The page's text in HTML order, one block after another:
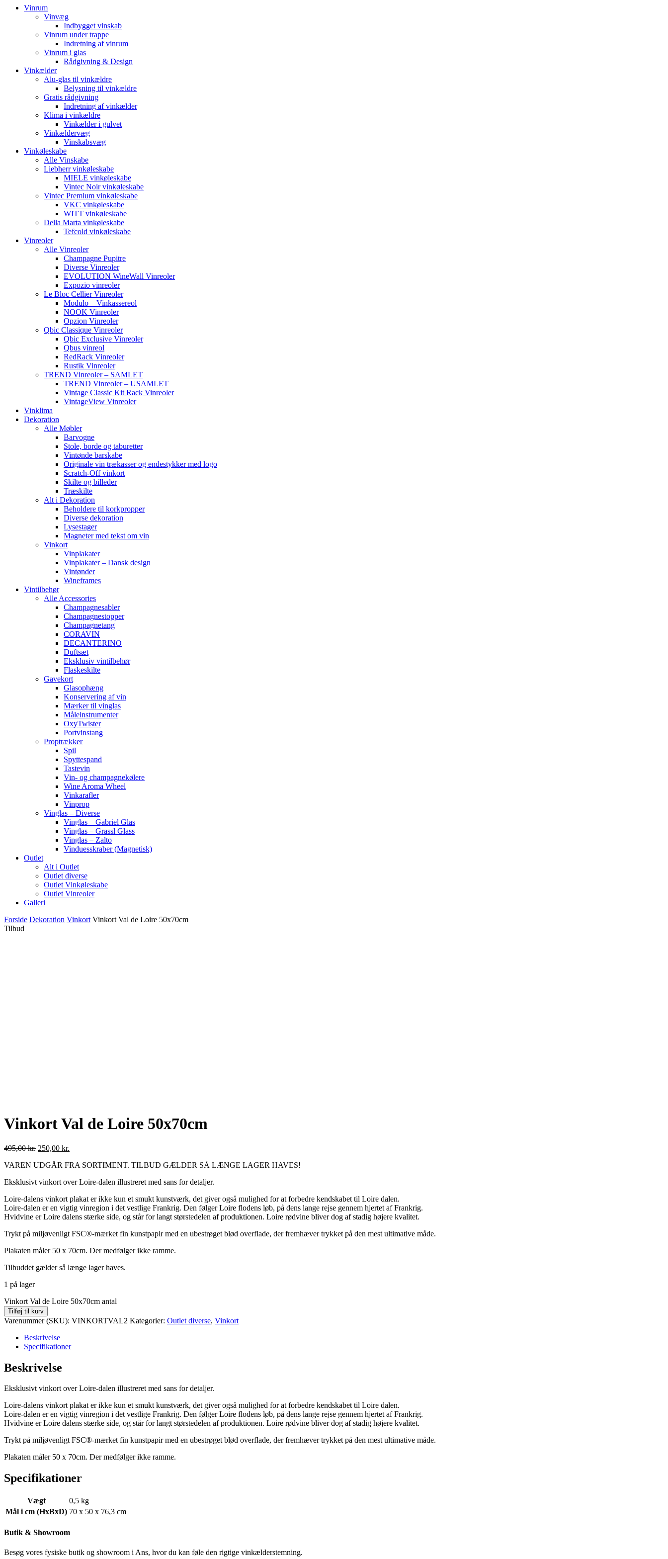
Vinrum
Vinvæg
Indbygget vinskab
Vinrum under trappe
Indretning af vinrum
Vinrum i glas
Rådgivning & Design
Vinkælder
Alu-glas til vinkældre
Belysning til vinkældre
Gratis rådgivning
Indretning af vinkælder
Klima i vinkældre
Vinkælder i gulvet
Vinkældervæg
Vinskabsvæg
Vinkøleskabe
Alle Vinskabe
Liebherr vinkøleskabe
MIELE vinkøleskabe
Vintec Noir vinkøleskabe
Vintec Premium vinkøleskabe
VKC vinkøleskabe
WITT vinkøleskabe
Della Marta vinkøleskabe
Tefcold vinkøleskabe
Vinreoler
Alle Vinreoler
Champagne Pupitre
Diverse Vinreoler
EVOLUTION WineWall Vinreoler
Expozio vinreoler
Le Bloc Cellier Vinreoler
Modulo – Vinkassereol
NOOK Vinreoler
Opzion Vinreoler
Qbic Classique Vinreoler
Qbic Exclusive Vinreoler
Qbus vinreol
RedRack Vinreoler
Rustik Vinreoler
TREND Vinreoler – SAMLET
TREND Vinreoler – USAMLET
Vintage Classic Kit Rack Vinreoler
VintageView Vinreoler
Vinklima
Dekoration
Alle Møbler
Barvogne
Stole, borde og taburetter
Vintønde barskabe
Originale vin trækasser og endestykker med logo
Scratch-Off vinkort
Skilte og billeder
Træskilte
Alt i Dekoration
Beholdere til korkpropper
Diverse dekoration
Lysestager
Magneter med tekst om vin
Vinkort
Vinplakater
Vinplakater – Dansk design
Vintønder
Wineframes
Vintilbehør
Alle Accessories
Champagnesabler
Champagnestopper
Champagnetang
CORAVIN
DECANTERINO
Duftsæt
Eksklusiv vintilbehør
Flaskeskilte
Gavekort
Glasophæng
Konservering af vin
Mærker til vinglas
Måleinstrumenter
OxyTwister
Portvinstang
Proptrækker
Spil
Spyttespand
Tastevin
Vin- og champagnekølere
Wine Aroma Wheel
Vinkarafler
Vinprop
Vinglas – Diverse
Vinglas – Gabriel Glas
Vinglas – Grassl Glass
Vinglas – Zalto
Vinduesskraber (Magnetisk)
Outlet
Alt i Outlet
Outlet diverse
Outlet Vinkøleskabe
Outlet Vinreoler
Galleri
Forside Dekoration Vinkort Vinkort Val de Loire 50x70cm
Tilbud
Vinkort Val de Loire 50x70cm
495,00kr. 250,00 kr.
VAREN UDGÅR FRA SORTIMENT. TILBUD GÆLDER SÅ LÆNGE LAGER HAVES!
Eksklusivt vinkort over Loire-dalen illustreret med sans for detaljer.
Loire-dalens vinkort plakat er ikke kun et smukt kunstværk, det giver også mulighed for at forbedre kendskabet til Loire dalen.
Loire-dalen er en vigtig vinregion i det vestlige Frankrig. Den følger Loire flodens løb, på dens lange rejse gennem hjertet af Frankrig.
Hvidvine er Loire dalens stærke side, og står for langt størstedelen af ​​produktionen. Loire rødvine bliver dog af stadig højere kvalitet.
Trykt på miljøvenligt FSC®-mærket fin kunstpapir med en ubestrøget blød overflade, der fremhæver trykket på den mest ultimative måde.
Plakaten måler 50 x 70cm. Der medfølger ikke ramme.
Tilbuddet gælder så længe lager haves.
1 på lager
Vinkort Val de Loire 50x70cm antal
Tilføj til kurv
Varenummer (SKU): VINKORTVAL2 Kategorier: Outlet diverse, Vinkort
Beskrivelse
Specifikationer
Beskrivelse
Eksklusivt vinkort over Loire-dalen illustreret med sans for detaljer.
Loire-dalens vinkort plakat er ikke kun et smukt kunstværk, det giver også mulighed for at forbedre kendskabet til Loire dalen.
Loire-dalen er en vigtig vinregion i det vestlige Frankrig. Den følger Loire flodens løb, på dens lange rejse gennem hjertet af Frankrig.
Hvidvine er Loire dalens stærke side, og står for langt størstedelen af ​​produktionen. Loire rødvine bliver dog af stadig højere kvalitet.
Trykt på miljøvenligt FSC®-mærket fin kunstpapir med en ubestrøget blød overflade, der fremhæver trykket på den mest ultimative måde.
Plakaten måler 50 x 70cm. Der medfølger ikke ramme.
Specifikationer
Vægt
0,5 kg
Mål i cm (HxBxD) 70 x 50 x 76,3 cm
Butik & Showroom
Besøg vores fysiske butik og showroom i Ans, hvor du kan føle den rigtige vinkælderstemning.